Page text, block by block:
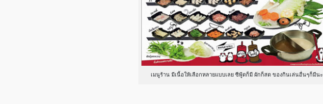
เมนูร้าน มีเนื้อให้เลือกหลายแบบเลย ซีฟู้ดก็มี ผักก็สด ของกินเล่นอื่นๆก็มีนะ